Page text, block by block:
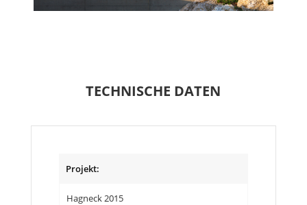
TECHNISCHE DATEN
Projekt:
Hagneck 2015